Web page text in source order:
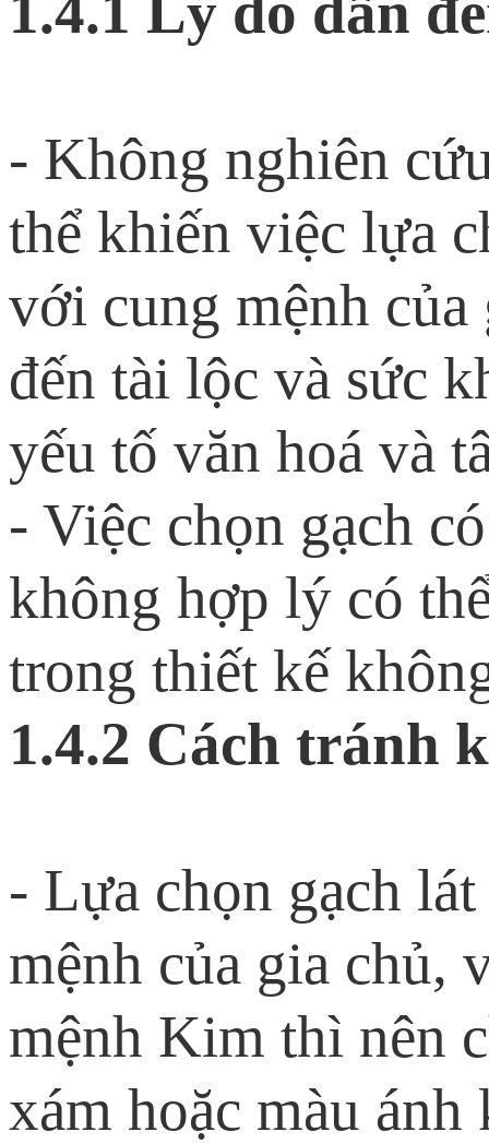
- Không nghiên
thể khiến việc lựa
với cung mệnh
đến tài lộc và sức
yếu tố văn hoá và
- Việc chọn gạch
không hợp lý có
trong thiết kế
1.4.2 Cách tránh
- Lựa chọn gạch
mệnh của gia chủ,
mệnh Kim thì nên
xám hoặc màu ánh